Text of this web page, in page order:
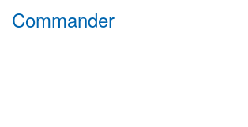
Commander